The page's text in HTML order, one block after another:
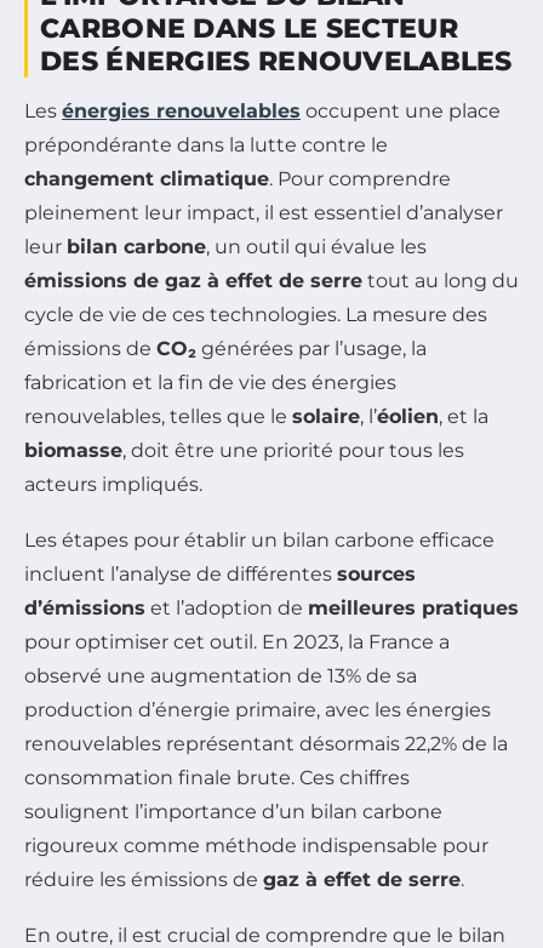
CARBONE DANS LE SECTEUR
DES ÉNERGIES RENOUVELABLES
Les énergies renouvelables occupent une place
prépondérante dans la lutte contre le
changement climatique. Pour comprendre
pleinement leur impact, il est essentiel d’analyser
leur bilan carbone, un outil qui évalue les
émissions de gaz à effet de serre tout au long du
cycle de vie de ces technologies. La mesure des
émissions de CO₂ générées par l’usage, la
fabrication et la fin de vie des énergies
renouvelables, telles que le solaire, l’éolien, et la
biomasse, doit être une priorité pour tous les
acteurs impliqués.
Les étapes pour établir un bilan carbone efficace
incluent l’analyse de différentes sources
d’émissions et l’adoption de meilleures pratiques
pour optimiser cet outil. En 2023, la France a
observé une augmentation de 13% de sa
production d’énergie primaire, avec les énergies
renouvelables représentant désormais 22,2% de la
consommation finale brute. Ces chiffres
soulignent l’importance d’un bilan carbone
rigoureux comme méthode indispensable pour
réduire les émissions de gaz à effet de serre.
En outre, il est crucial de comprendre que le bilan